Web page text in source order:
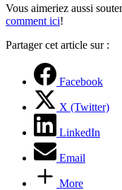
Vous aimeriez aussi
comment ici!
Partager cet article sur :
Facebook
X (Twitter)
LinkedIn
Email
More